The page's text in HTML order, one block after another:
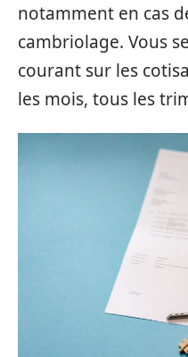
notamment en cas
cambriolage. Vous
courant sur les
les mois, tous les